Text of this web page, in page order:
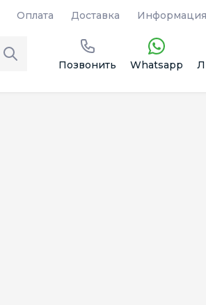
Оплата Доставка Информация
Позвонить Whatsapp